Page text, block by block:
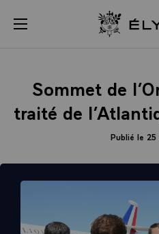
menu
Sommet de
traité de
Publié le 25
Panneau de gestion des cookies